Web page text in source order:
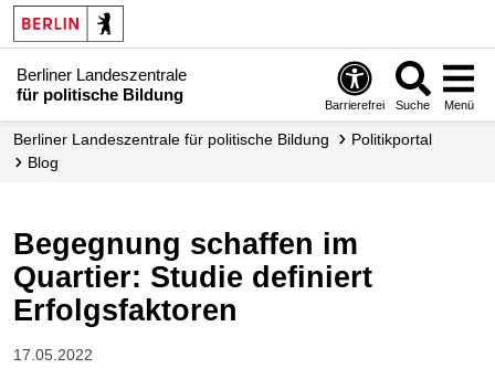
Berliner Landeszentrale
für politische Bildung
Barrierefrei Suche Menü
Berliner Landeszentrale für politische Bildung
Politikportal
Blog
Begegnung schaffen im
Quartier: Studie definiert
Erfolgsfaktoren
17.05.2022